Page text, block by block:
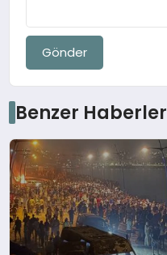
Gönder
Benzer Haberler